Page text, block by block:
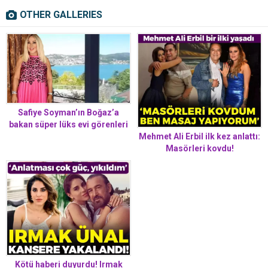
OTHER GALLERIES
Safiye Soyman’ın Boğaz’a
bakan süper lüks evi görenleri
Mehmet Ali Erbil ilk kez anlattı:
Masörleri kovdu!
Kötü haberi duyurdu! Irmak